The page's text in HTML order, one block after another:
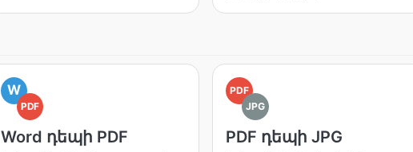
W
PDF
Word դեպի PDF
PDF
JPG
PDF դեպի JPG